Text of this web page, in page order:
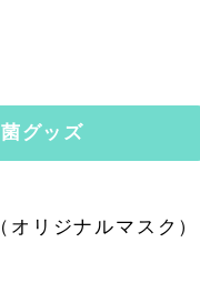
グッズ
リジナルマスク）